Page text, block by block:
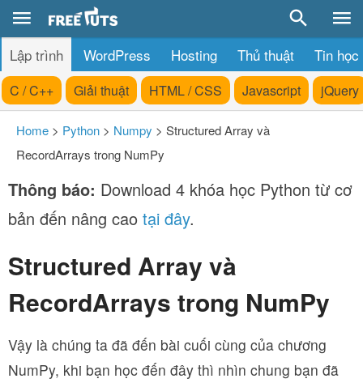
Lập trình WordPress Hosting Thủ thuật Tin học
C / C++ Giải thuật HTML / CSS Javascript jQuery
Home > Python > Numpy > Structured Array và
RecordArrays trong NumPy
Thông báo: Download 4 khóa học Python từ cơ
bản đến nâng cao tại đây.
Structured Array và
RecordArrays trong NumPy
Vậy là chúng ta đã đến bài cuối cùng của chương
NumPy, khi bạn học đến đây thì nhìn chung bạn đã